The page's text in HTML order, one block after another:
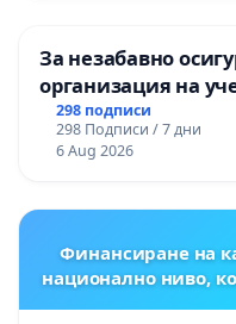
За незабавно
организация на
гарантиране на
и качествено
ОУ „Княз
298 подписи
298 Подписи / 7 дни
6 Aug 2026
Финансиране на
национално ниво,